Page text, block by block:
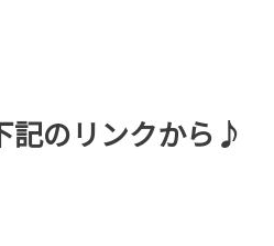
記のリンクから♪